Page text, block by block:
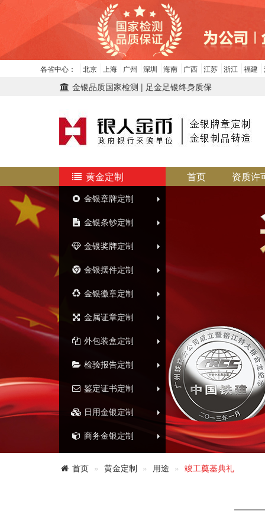
各省中心： 北京 上海 广州 深圳 海南 广西 江苏 浙江 福建
金银品质国家检测 | 足金足银终身质保
黄金定制
金银章牌定制
金银条钞定制
金银奖牌定制
金银摆件定制
金银徽章定制
金属证章定制
外包装盒定制
检验报告定制
鉴定证书定制
日用金银定制
商务金银定制
首页 资质许
首页 黄金定制 用途 竣工奠基典礼